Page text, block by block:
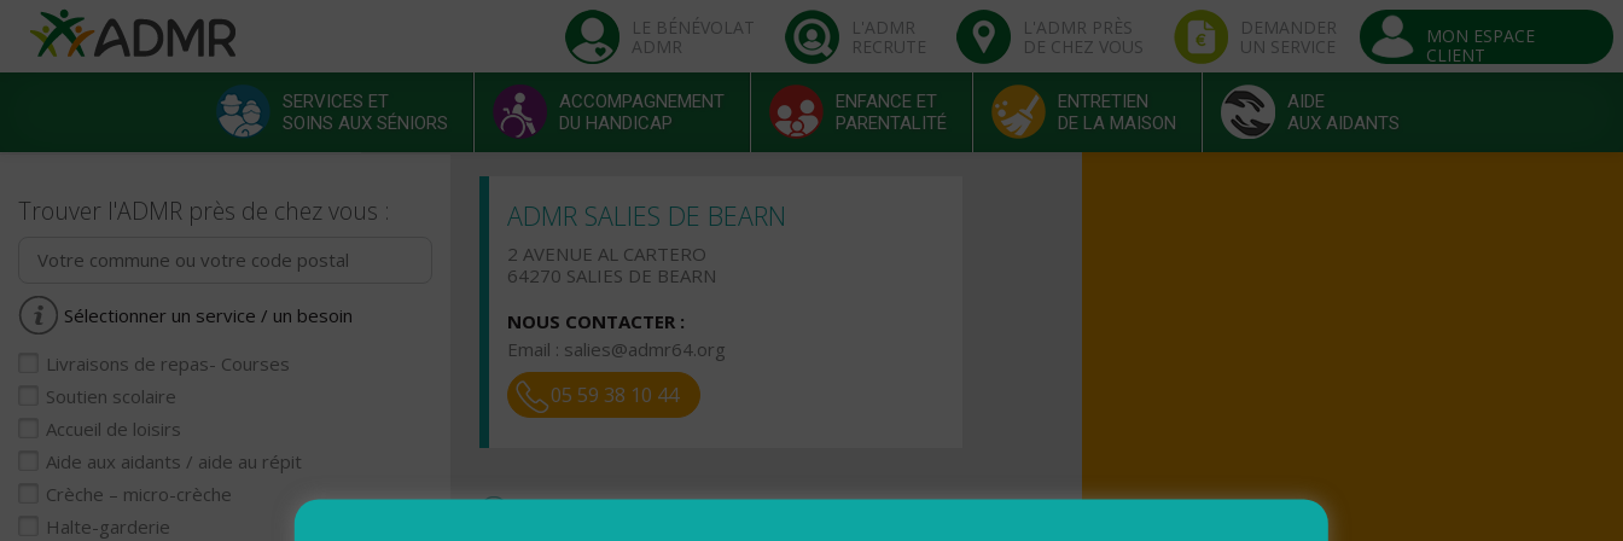
Aller au contenu principal
LE BÉNÉVOLAT
ADMR
L'ADMR
RECRUTE
L'ADMR PRÈS
DE CHEZ VOUS
DEMANDER
UN SERVICE
MON ESPACE
CLIENT
SERVICES ET
SOINS AUX SÉNIORS
ACCOMPAGNEMENT
DU HANDICAP
ENFANCE ET
PARENTALITÉ
ENTRETIEN
DE LA MAISON
AIDE
AUX AIDANTS
Trouver l'ADMR près de chez vous :
Sélectionner un service / un besoin
Livraisons de repas- Courses
Soutien scolaire
Accueil de loisirs
Aide aux aidants / aide au répit
Crèche – micro-crèche
Halte-garderie
ADMR SALIES DE BEARN
2 AVENUE AL CARTERO
64270 SALIES DE BEARN
NOUS CONTACTER :
Email : salies@admr64.org
05 59 38 10 44
Horaires
Panneau de gestion des cookies